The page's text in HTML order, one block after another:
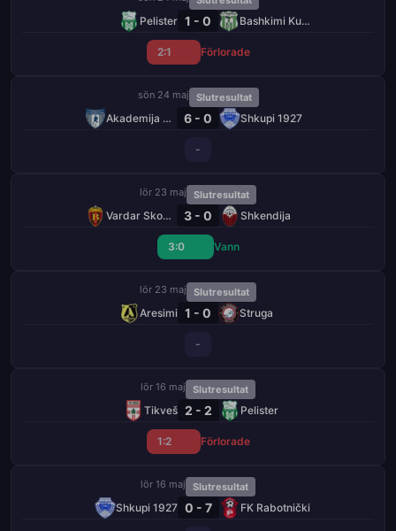
Pelister 1 - 0 Bashkimi Kumanovo
2:1 Förlorade
sön 24 maj Slutresultat
Akademija Pandev 6 - 0 Shkupi 1927
-
lör 23 maj Slutresultat
Vardar Skopje 3 - 0 Shkendija
3:0 Vann
lör 23 maj Slutresultat
Aresimi 1 - 0 Struga
-
lör 16 maj Slutresultat
Tikveš 2 - 2 Pelister
1:2 Förlorade
lör 16 maj Slutresultat
Shkupi 1927 0 - 7 FK Rabotnički